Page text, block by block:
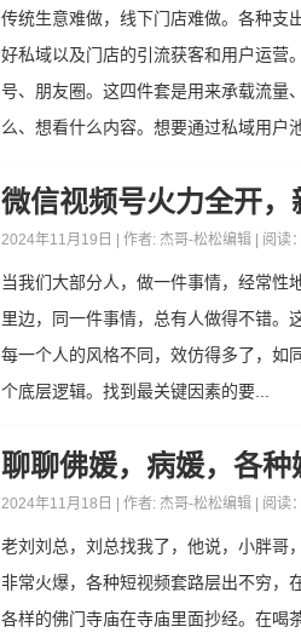
传统生意难做，线下门店难做。各种支
好私域以及门店的引流获客和用户运营
号、朋友圈。这四件套是用来承载流量
么、想看什么内容。想要通过私域用户
微信视频号火力全开
2024年11月19日 | 作者: 杰哥-松松编辑 | 阅读
当我们大部分人，做一件事情，经常性
里边，同一件事情，总有人做得不错。
每一个人的风格不同，效仿得多了，如
个底层逻辑。找到最关键因素的要...
聊聊佛媛，病媛，各种
2024年11月18日 | 作者: 杰哥-松松编辑 | 阅读
老刘刘总，刘总找我了，他说，小胖哥
非常火爆，各种短视频套路层出不穷，
各样的佛门寺庙在寺庙里面抄经。在喝